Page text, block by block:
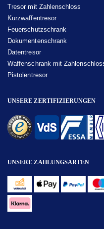
Tresor mit Zahlenschloss
Kurzwaffentresor
Feuerschutzschrank
Dokumentenschrank
Datentresor
Waffenschrank mit
Pistolentresor
UNSERE ZERTIFIZIERUNGEN
UNSERE ZAHLUNGSARTEN